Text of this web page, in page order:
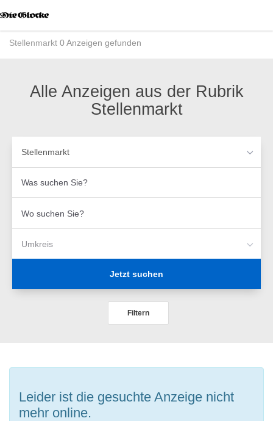
Modus
aktivieren
zurStellenmarkt 0 Anzeigen gefunden
Alle Anzeigen aus der Rubrik
Stellenmarkt
Stellenmarkt
suchen
Sie?
suchen
Umkreis
Jetzt suchen
Filtern
Leider ist die gesuchte Anzeige nicht
mehr online.